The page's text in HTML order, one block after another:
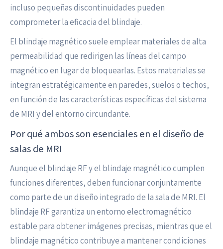
incluso pequeñas discontinuidades pueden
comprometer la eficacia del blindaje.
El blindaje magnético suele emplear materiales de alta
permeabilidad que redirigen las líneas del campo
magnético en lugar de bloquearlas. Estos materiales se
integran estratégicamente en paredes, suelos o techos,
en función de las características específicas del sistema
de MRI y del entorno circundante.
Por qué ambos son esenciales en el diseño de
salas de MRI
Aunque el blindaje RF y el blindaje magnético cumplen
funciones diferentes, deben funcionar conjuntamente
como parte de un diseño integrado de la sala de MRI. El
blindaje RF garantiza un entorno electromagnético
estable para obtener imágenes precisas, mientras que el
blindaje magnético contribuye a mantener condiciones